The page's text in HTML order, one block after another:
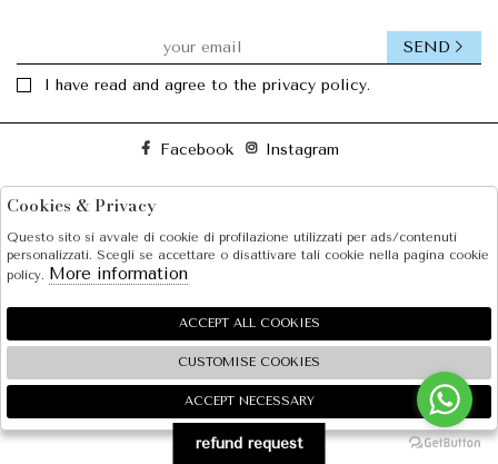
I have read and agree to the privacy policy.
SEND
Facebook Instagram
SHOPPING
EXTRA
gruppo Zucchetti
🍪
refund request
Cookies & Privacy
Questo sito si avvale di cookie di profilazione utilizzati per ads/contenuti
personalizzati. Scegli se accettare o disattivare tali cookie nella pagina cookie
policy. More information
ACCEPT ALL COOKIES
CUSTOMISE COOKIES
ACCEPT NECESSARY